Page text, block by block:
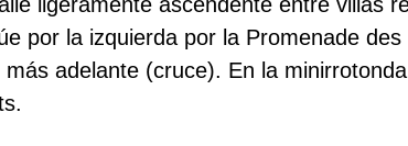
por la izquierda por la Promenade
más adelante (cruce). En la